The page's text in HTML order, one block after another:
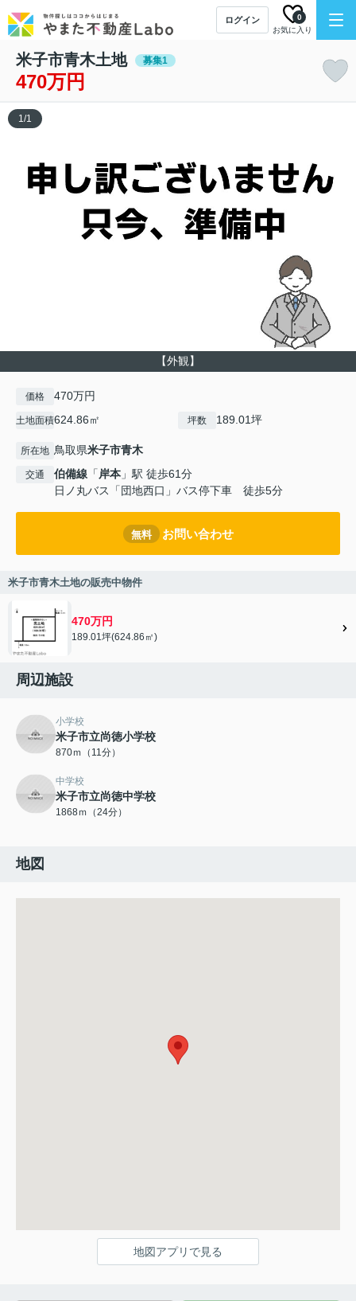
ログイン
お気に入り
0
米子市青木土地 募集1
470万円
【外観】
1/1
価格 470万円
土地面積624.86㎡ 坪数 189.01坪
所在地 鳥取県米子市青木
交通 伯備線 「岸本 」駅 徒歩61分
日ノ丸バス「団地西口」バス停下車 徒歩5分
無料 お問い合わせ
米子市青木土地の販売中物件
470万円
189.01坪(624.86㎡)
周辺施設
小学校
米子市立尚徳小学校
870ｍ（11分）
中学校
米子市立尚徳中学校
1868ｍ（24分）
地図
地図アプリで見る